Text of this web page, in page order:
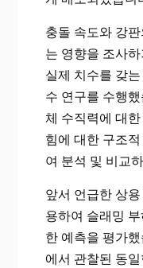
충돌 속도와 강
는 영향을 조사
실제 치수를 갖
수 연구를 수행
체 수직력에 대
힘에 대한 구조
여 분석 및 비교
앞서 언급한 상
용하여 슬래밍
한 예측을 평가
에서 관찰된 동